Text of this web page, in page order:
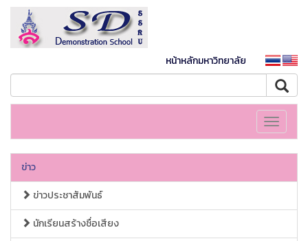
หน้าหลักมหาวิทยาลัย
Toggle
ข่าว
ข่าวประชาสัมพันธ์
นักเรียนสร้างชื่อเสียง